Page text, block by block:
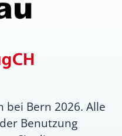
Bern 2026. Alle
Benutzung